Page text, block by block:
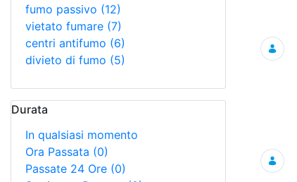
fumo passivo (12)
vietato fumare (7)
centri antifumo (6)
divieto di fumo (5)
Durata
In qualsiasi momento
Ora Passata (0)
Passate 24 Ore (0)